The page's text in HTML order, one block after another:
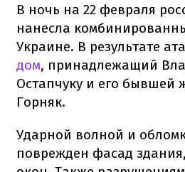
В ночь на 22 февраля
нанесла
Украине. В результате
дом, принадлежащий
Остапчуку и его бывшей
Горняк.
Ударной волной и
поврежден фасад